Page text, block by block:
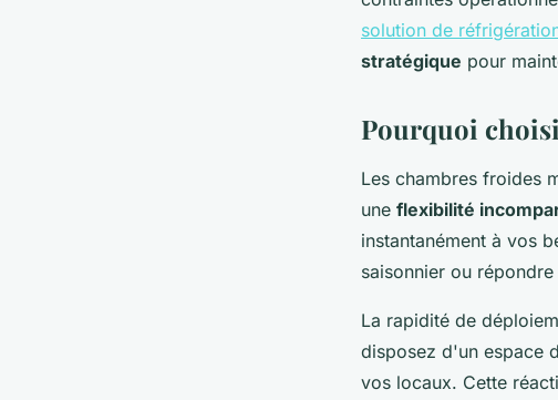
solution de
stratégique pour
Pourquoi
Les chambres froides
une flexibilité
instantanément à vos
saisonnier ou
La rapidité de
disposez d'un espace
vos locaux. Cette